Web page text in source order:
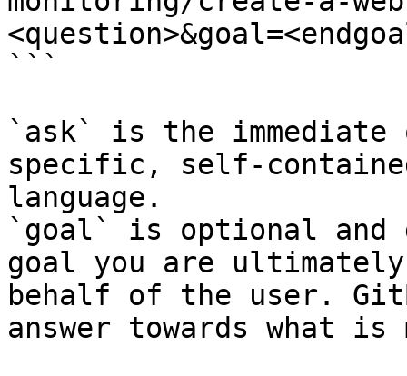
```
`ask` is the
specific, self-
language.
`goal` is optional and
goal you are
behalf of the user.
answer towards what